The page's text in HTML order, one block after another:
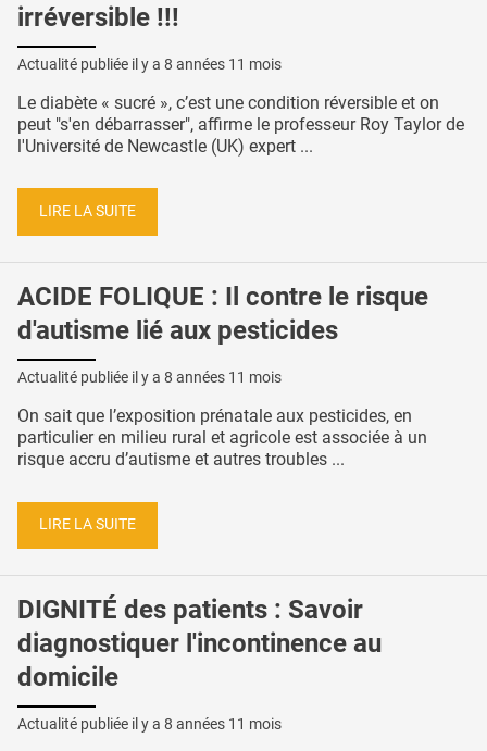
irréversible !!!
Actualité publiée il y a 8 années 11 mois
Le diabète « sucré », c’est une condition réversible et on
peut "s'en débarrasser", affirme le professeur Roy Taylor de
l'Université de Newcastle (UK) expert ...
LIRE LA SUITE
ACIDE FOLIQUE : Il contre le risque
d'autisme lié aux pesticides
Actualité publiée il y a 8 années 11 mois
On sait que l’exposition prénatale aux pesticides, en
particulier en milieu rural et agricole est associée à un
risque accru d’autisme et autres troubles ...
LIRE LA SUITE
DIGNITÉ des patients : Savoir
diagnostiquer l'incontinence au
domicile
Actualité publiée il y a 8 années 11 mois